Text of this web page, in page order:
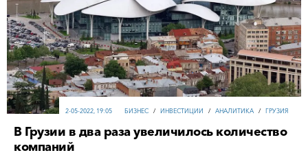
БИЗНЕС / ИНВЕСТИЦИИ / АНАЛИТИКА / ГРУЗИЯ
2-05-2022, 19:05
В Грузии в два раза увеличилось количество
компаний